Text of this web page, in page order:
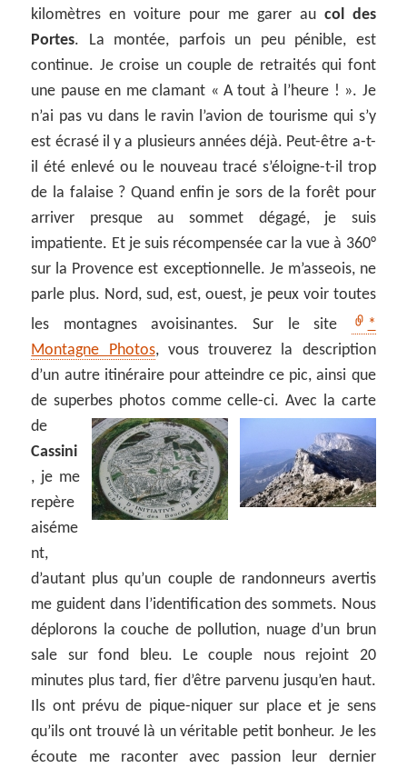
kilomètres en voiture pour me garer au col des
Portes. La montée, parfois un peu pénible, est
continue. Je croise un couple de retraités qui font
une pause en me clamant « A tout à l’heure ! ». Je
n’ai pas vu dans le ravin l’avion de tourisme qui s’y
est écrasé il y a plusieurs années déjà. Peut-être a-t-
il été enlevé ou le nouveau tracé s’éloigne-t-il trop
de la falaise ? Quand enfin je sors de la forêt pour
arriver presque au sommet dégagé, je suis
impatiente. Et je suis récompensée car la vue à 360°
sur la Provence est exceptionnelle. Je m’asseois, ne
parle plus. Nord, sud, est, ouest, je peux voir toutes
les montagnes avoisinantes. Sur le site
*
Montagne Photos, vous trouverez la description
d’un autre itinéraire pour atteindre ce pic, ainsi que
de superbes photos comme celle-ci.Avec la carte
de
Cassini
, je me
repère
aiséme
nt,
d’autant plus qu’un couple de randonneurs avertis
me guident dans l’identification des sommets. Nous
déplorons la couche de pollution, nuage d’un brun
sale sur fond bleu. Le couple nous rejoint 20
minutes plus tard, fier d’être parvenu jusqu’en haut.
Ils ont prévu de pique-niquer sur place et je sens
qu’ils ont trouvé là un véritable petit bonheur. Je les
écoute me raconter avec passion leur dernier